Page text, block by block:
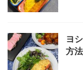
ヨ
方